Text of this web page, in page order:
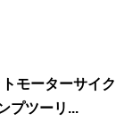
モーターサイク
プツーリ...